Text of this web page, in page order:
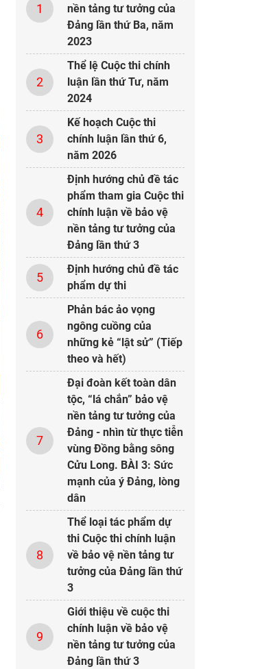
1
nền tảng tư tưởng của
Đảng lần thứ Ba, năm
2023
2
Thể lệ Cuộc thi chính
luận lần thứ Tư, năm
2024
3
Kế hoạch Cuộc thi
chính luận lần thứ 6,
năm 2026
4
Định hướng chủ đề tác
phẩm tham gia Cuộc thi
chính luận về bảo vệ
nền tảng tư tưởng của
Đảng lần thứ 3
5
Định hướng chủ đề tác
phẩm dự thi
6
Phản bác ảo vọng
ngông cuồng của
những kẻ “lật sử” (Tiếp
theo và hết)
7
Đại đoàn kết toàn dân
tộc, “lá chắn” bảo vệ
nền tảng tư tưởng của
Đảng - nhìn từ thực tiễn
vùng Đồng bằng sông
Cửu Long. BÀI 3: Sức
mạnh của ý Đảng, lòng
dân
8
Thể loại tác phẩm dự
thi Cuộc thi chính luận
về bảo vệ nền tảng tư
tưởng của Đảng lần thứ
3
9
Giới thiệu về cuộc thi
chính luận về bảo vệ
nền tảng tư tưởng của
Đảng lần thứ 3